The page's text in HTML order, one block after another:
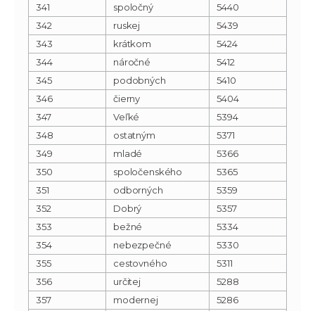
341
spoločný
5440
342
ruskej
5439
343
krátkom
5424
344
náročné
5412
345
podobných
5410
346
čierny
5404
347
Veľké
5394
348
ostatným
5371
349
mladé
5366
350
spoločenského
5365
351
odborných
5359
352
Dobrý
5357
353
bežné
5334
354
nebezpečné
5330
355
cestovného
5311
356
určitej
5288
357
modernej
5286